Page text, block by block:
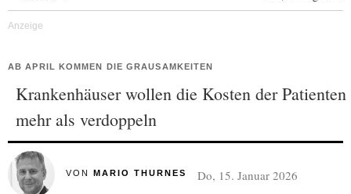
AB APRIL KOMMEN DIE GRAUSAMKEITEN
Krankenhäuser wollen die Kosten der Patienten
mehr als verdoppeln
VON MARIO THURNES Do, 15. Januar 2026